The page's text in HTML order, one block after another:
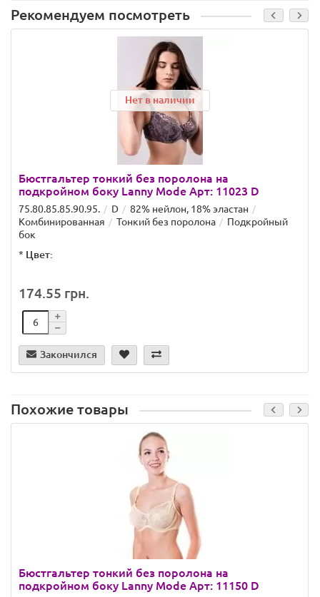
Рекомендуем посмотреть
Нет в наличии
Бюстгальтер тонкий без поролона на
подкройном боку Lanny Mode Арт: 11023 D
75.80.85.85.90.95. D
82% нейлон, 18% эластан
Комбинированная
Тонкий без поролона
Подкройный
бок
* Цвет:
174.55 грн.
Закончился
Похожие товары
Бюстгальтер тонкий без поролона на
подкройном боку Lanny Mode Арт: 11150 D